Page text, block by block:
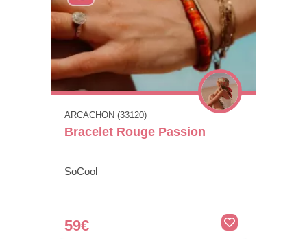
ARCACHON (33120)
Bracelet Rouge Passion
SoCool
59€